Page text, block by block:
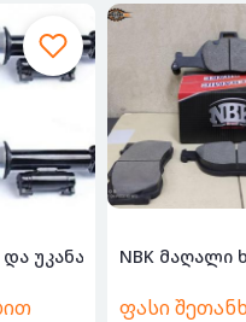
და უკანა NBK მაღალი
ფასი